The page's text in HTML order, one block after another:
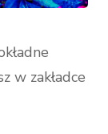
w zakładce